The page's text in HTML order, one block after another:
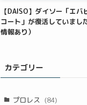
【DAISO】ダイソー「エ
コート」が復活していま
情報あり）
カテゴリー
プロレス (84)